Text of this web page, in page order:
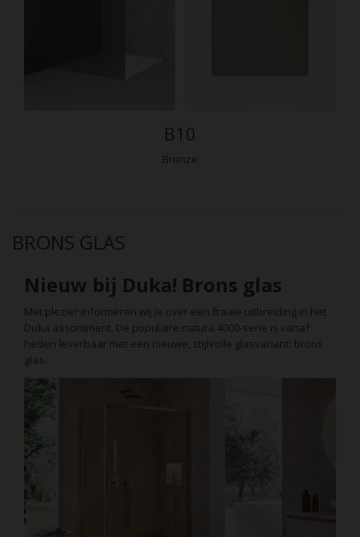
B10
Bronze
BRONS GLAS
Nieuw bij Duka! Brons glas
Met plezier informeren wij je over een fraaie uitbreiding in het
Duka assortiment. De populaire natura 4000-serie is vanaf
heden leverbaar met een nieuwe, stijlvolle glasvariant: brons
glas.